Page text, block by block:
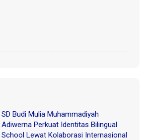
SD Budi Mulia Muhammadiyah
Adiwerna Perkuat Identitas Bilingual
School Lewat Kolaborasi Internasional